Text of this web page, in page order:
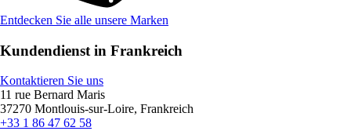
Entdecken Sie alle unsere Marken
Kundendienst in Frankreich
Kontaktieren Sie uns
11 rue Bernard Maris
37270 Montlouis-sur-Loire, Frankreich
+33 1 86 47 62 58